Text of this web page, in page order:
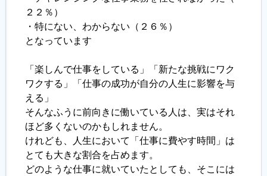
２２％）
・特にない、わからない（２６％）
となっています
「楽しんで仕事をしている」「新たな挑戦にワク
ワクする」「仕事の成功が自分の人生に影響を与
える」
そんなふうに前向きに働いている人は、実はそれ
ほど多くないのかもしれません。
けれども、人生において「仕事に費やす時間」は
とても大きな割合を占めます。
どのような仕事に就いていたとしても、そこには